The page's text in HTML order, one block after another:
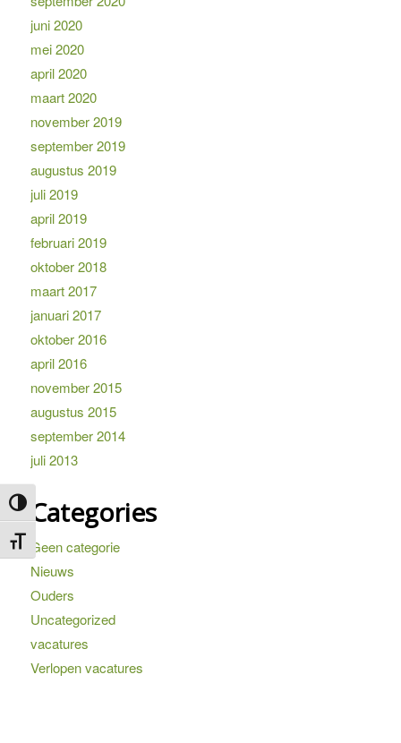
Keuze voor hoog contrast
Kies grootte van het lettertype
juni 2020
mei 2020
april 2020
maart 2020
november 2019
september 2019
augustus 2019
juli 2019
april 2019
februari 2019
oktober 2018
maart 2017
januari 2017
oktober 2016
april 2016
november 2015
augustus 2015
september 2014
juli 2013
Categories
Geen categorie
Nieuws
Ouders
Uncategorized
vacatures
Verlopen vacatures